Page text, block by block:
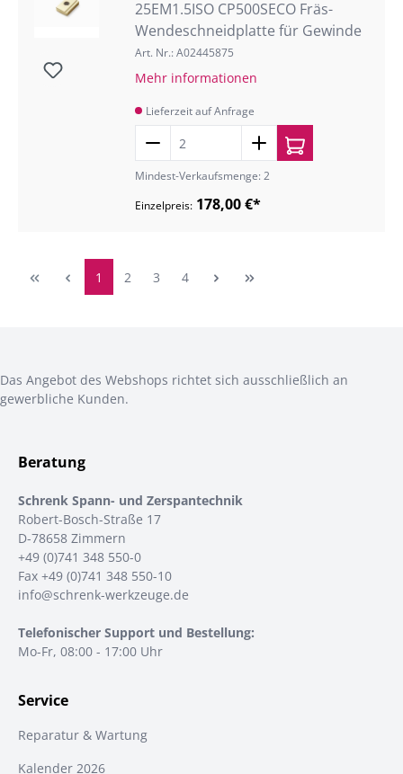
25EM1.5ISO CP500SECO Fräs-
Wendeschneidplatte für Gewinde
Art. Nr.: A02445875
Mehr informationen
Lieferzeit auf Anfrage
Mindest-Verkaufsmenge: 2
Einzelpreis: 178,00 €*
1 2 3 4
Das Angebot des Webshops richtet sich ausschließlich an
gewerbliche Kunden.
Beratung
Schrenk Spann- und Zerspantechnik
Robert-Bosch-Straße 17
D-78658 Zimmern
+49 (0)741 348 550-0
Fax +49 (0)741 348 550-10
info@schrenk-werkzeuge.de
Telefonischer Support und Bestellung:
Mo-Fr, 08:00 - 17:00 Uhr
Service
Reparatur & Wartung
Kalender 2026